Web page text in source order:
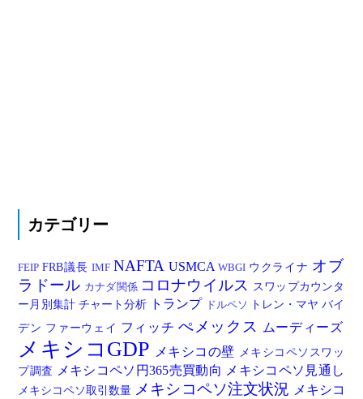
カテゴリー
FEIPFRB議長IMF NAFTA USMCAWBGI ウクライナ オブ
ラドール カナダ関係 コロナウイルス スワップカウンタ
ー月別集計 チャート分析 トランプ ドルペソ トレン・マヤバイ
デン ファーウェイ フィッチぺメックス ムーディーズ
メキシコGDP メキシコの壁 メキシコペソスワッ
プ調査
メキシコペソ円365売買動向 メキシコペソ見通し
メキシコペソ取引数量 メキシコペソ注文状況 メキシコ